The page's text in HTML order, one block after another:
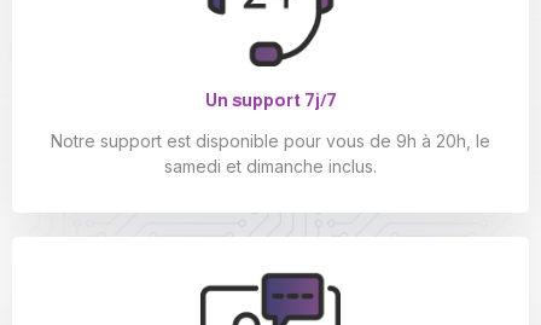
Un support 7j/7
Notre support est disponible pour vous de 9h à 20h, le
samedi et dimanche inclus.